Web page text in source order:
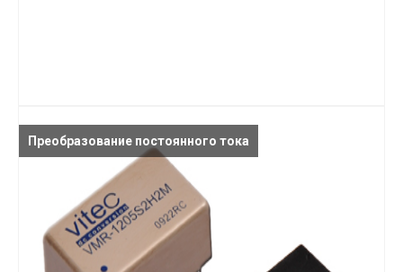
Преобразование постоянного тока